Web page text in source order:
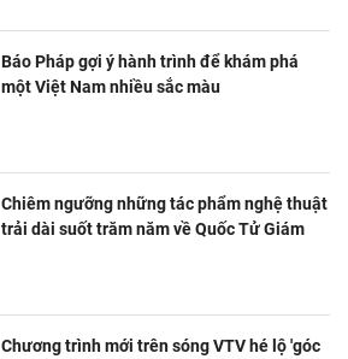
Báo Pháp gợi ý hành trình để khám phá
một Việt Nam nhiều sắc màu
Chiêm ngưỡng những tác phẩm nghệ thuật
trải dài suốt trăm năm về Quốc Tử Giám
Chương trình mới trên sóng VTV hé lộ 'góc